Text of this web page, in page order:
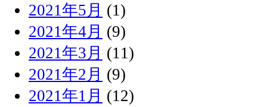
2021年5月 (1)
2021年4月 (9)
2021年3月 (11)
2021年2月 (9)
2021年1月 (12)